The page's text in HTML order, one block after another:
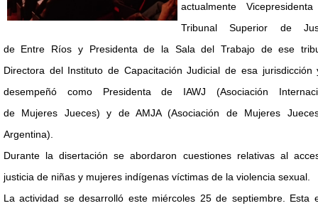
actualmente
Tribunal Superior de
de Entre Ríos y Presidenta de la Sala del Trabajo de ese
Directora del Instituto de Capacitación Judicial de esa jurisdicción
desempeñó como Presidenta de IAWJ (Asociación
de Mujeres Jueces) y de AMJA (Asociación de Mujeres
Argentina).
Durante la disertación se abordaron cuestiones relativas al
justicia de niñas y mujeres indígenas víctimas de la violencia sexual.
La actividad se desarrolló este miércoles 25 de septiembre. Esta